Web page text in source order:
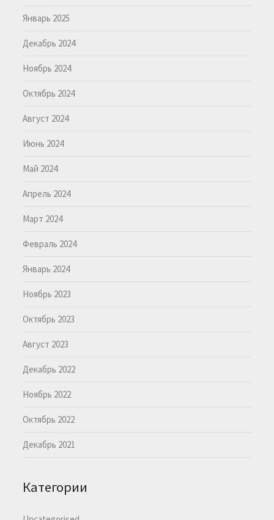
Январь 2025
Декабрь 2024
Ноябрь 2024
Октябрь 2024
Август 2024
Июнь 2024
Май 2024
Апрель 2024
Март 2024
Февраль 2024
Январь 2024
Ноябрь 2023
Октябрь 2023
Август 2023
Декабрь 2022
Ноябрь 2022
Октябрь 2022
Декабрь 2021
Категории